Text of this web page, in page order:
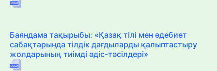
Баяндама тақырыбы: «Қазақ тілі мен әдебиет
сабақтарында тілдік дағдыларды қалыптастыру
жолдарының тиімді әдіс-тәсілдері»